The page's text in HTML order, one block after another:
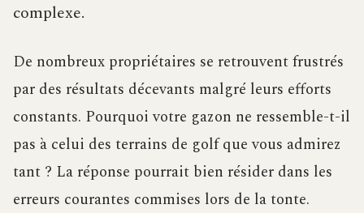
complexe.
De nombreux propriétaires se retrouvent frustrés
par des résultats décevants malgré leurs efforts
constants. Pourquoi votre gazon ne ressemble-t-il
pas à celui des terrains de golf que vous admirez
tant ? La réponse pourrait bien résider dans les
erreurs courantes commises lors de la tonte.